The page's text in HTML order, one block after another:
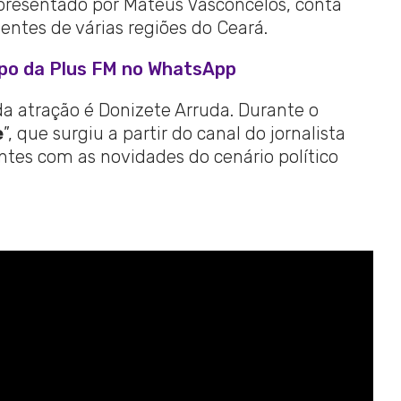
de várias regiões do Ceará.
da Plus FM no WhatsApp
atração é Donizete Arruda. Durante o
”, que surgiu a partir do canal do jornalista
com as novidades do cenário político